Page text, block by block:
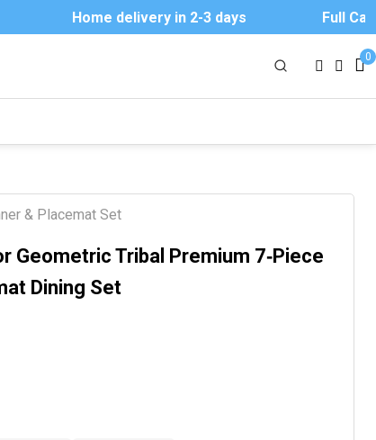
Home delivery in 2-3 days Full Cash
0
& Placemat Set
Geometric Tribal Premium 7‑Piece
Dining Set